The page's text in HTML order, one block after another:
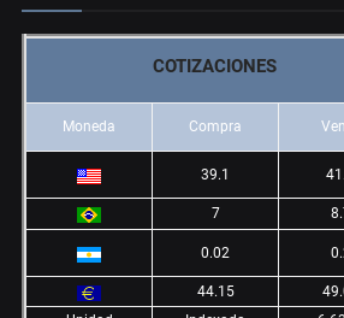
COTIZACIONES
Moneda Compra
39.1
7
0.02
44.15